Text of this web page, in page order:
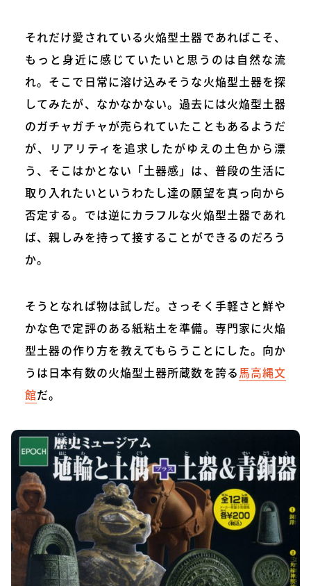
それだけ愛されている火焔型土器であればこそ、
もっと身近に感じていたいと思うのは自然な流
れ。そこで日常に溶け込みそうな火焔型土器を探
してみたが、なかなかない。過去には火焔型土器
のガチャガチャが売られていたこともあるようだ
が、リアリティを追求したがゆえの土色から漂
う、そこはかとない「土器感」は、普段の生活に
取り入れたいというわたし達の願望を真っ向から
否定する。では逆にカラフルな火焔型土器であれ
ば、親しみを持って接することができるのだろう
か。
そうとなれば物は試しだ。さっそく手軽さと鮮や
かな色で定評のある紙粘土を準備。専門家に火焔
型土器の作り方を教えてもらうことにした。向か
うは日本有数の火焔型土器所蔵数を誇る馬高縄文
館だ。